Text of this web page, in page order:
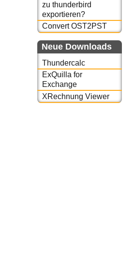
zu thunderbird
exportieren?
Convert OST2PST
Neue Downloads
Thundercalc
ExQuilla for
Exchange
XRechnung Viewer